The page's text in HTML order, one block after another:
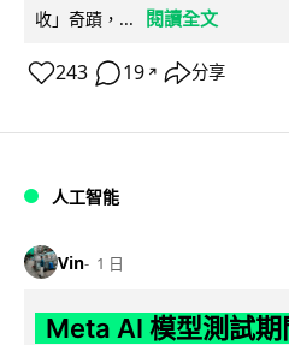
收」奇蹟，...
閱讀全文
243 19 ↗ 分享
人工智能
Vin 1 日
Meta AI 模型測試